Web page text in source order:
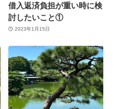
借入返済負担が重い時に検
討したいこと①
2023年1月15日